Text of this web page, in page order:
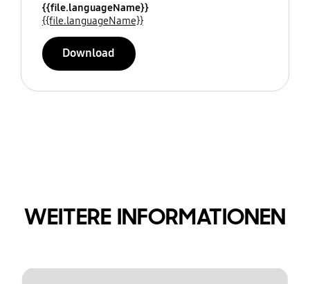
{{file.languageName}}
{{file.languageName}}
Download
WEITERE INFORMATIONEN